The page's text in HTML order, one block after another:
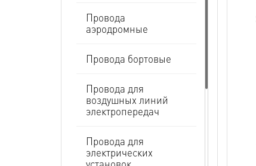
Провода
аэродромные
Провода бортовые
Провода для
воздушных линий
электропередач
Провода для
электрических